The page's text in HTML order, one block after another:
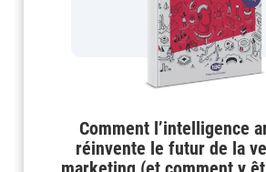
Comment l’intelligence
réinvente le futur de la